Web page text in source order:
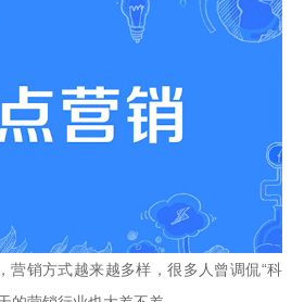
营销方式越来越多样，很多人曾调侃“科